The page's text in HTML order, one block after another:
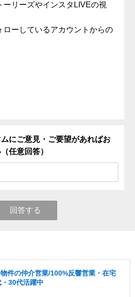
ーリーズやインスタLIVEの視
ローしているアカウントからの
にご意見・ご要望があればお
任意回答）
回答する
件の仲介営業/100%反響営業・在宅
30代活躍中